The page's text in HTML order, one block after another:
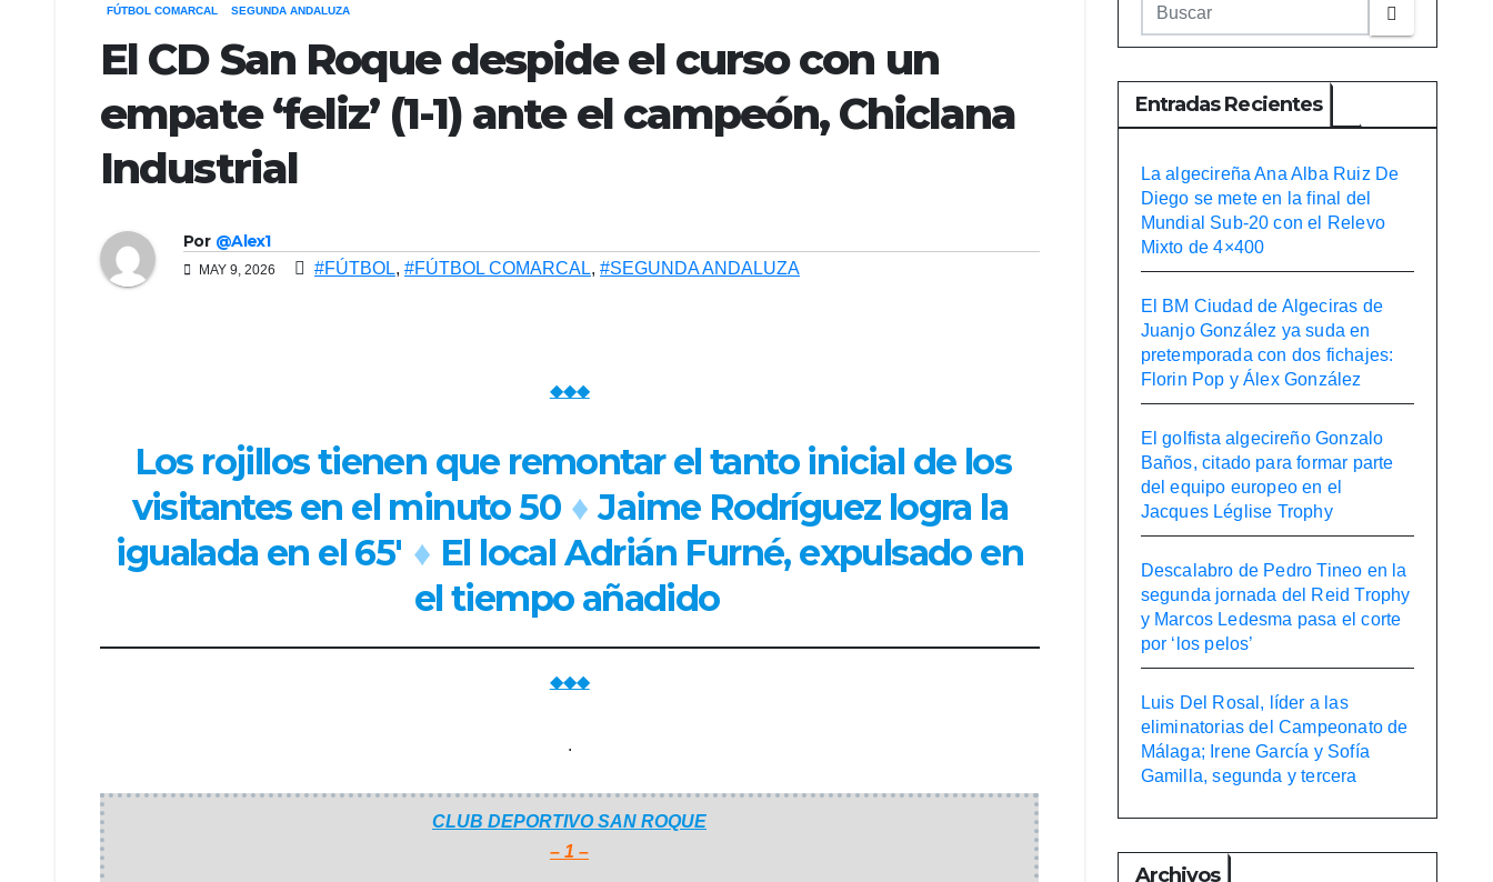
FÚTBOL COMARCAL SEGUNDA ANDALUZA
El CD San Roque despide el curso con un
empate ‘feliz’ (1-1) ante el campeón, Chiclana
Industrial
Por @Alex1
MAY 9, 2026 #FÚTBOL, #FÚTBOL COMARCAL, #SEGUNDA ANDALUZA
◆◆◆
Los rojillos tienen que remontar el tanto inicial de los
visitantes en el minuto 50 ♦ Jaime Rodríguez logra la
igualada en el 65′ ♦ El local Adrián Furné, expulsado en
el tiempo añadido
◆◆◆
.
CLUB DEPORTIVO SAN ROQUE
– 1 –
Entradas Recientes
La algecireña Ana Alba Ruiz De
Diego se mete en la final del
Mundial Sub-20 con el Relevo
Mixto de 4×400
El BM Ciudad de Algeciras de
Juanjo González ya suda en
pretemporada con dos fichajes:
Florin Pop y Álex González
El golfista algecireño Gonzalo
Baños, citado para formar parte
del equipo europeo en el
Jacques Léglise Trophy
Descalabro de Pedro Tineo en la
segunda jornada del Reid Trophy
y Marcos Ledesma pasa el corte
por ‘los pelos’
Luis Del Rosal, líder a las
eliminatorias del Campeonato de
Málaga; Irene García y Sofía
Gamilla, segunda y tercera
Archivos